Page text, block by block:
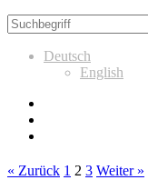
Deutsch
English
« Zurück 1 2 3 Weiter »